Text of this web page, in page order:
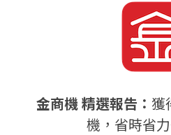
金商機 精選報告： 獲
機，省時省